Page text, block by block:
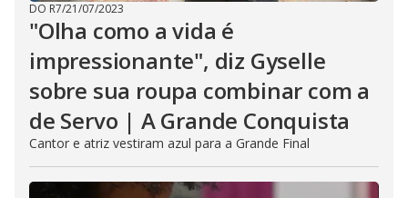
DO R7/21/07/2023
"Olha como a vida é
impressionante", diz Gyselle
sobre sua roupa combinar com a
de Servo | A Grande Conquista
Cantor e atriz vestiram azul para a Grande Final